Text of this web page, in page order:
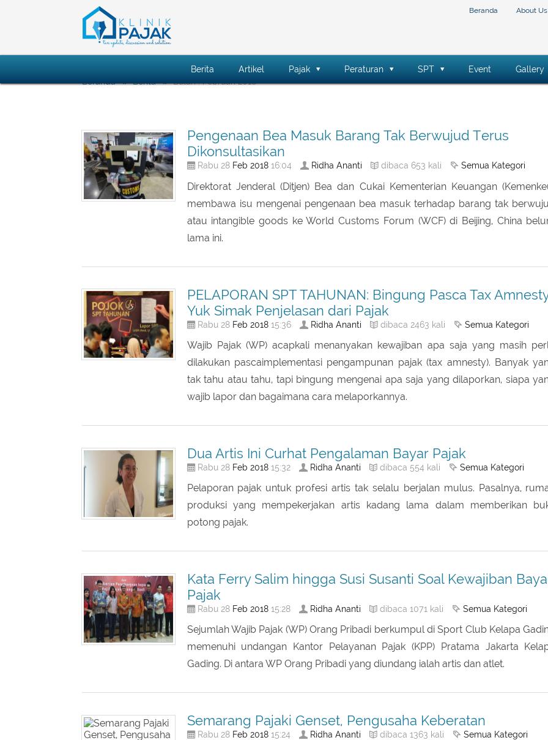
Beranda About Us
Berita Artikel Pajak Peraturan SPT Event Gallery
Pengenaan Bea Masuk Barang Tak Berwujud Terus
Dikonsultasikan
Rabu 28Feb 201816:04 Ridha Ananti dibaca 653 kali Semua Kategori
Direktorat Jenderal (Ditjen) Bea dan Cukai Kementerian Keuangan
membawa isu mengenai pengenaan bea masuk terhadap barang tak
PELAPORAN SPT TAHUNAN: Bingung Pasca Tax Amnesty,
Yuk Simak Penjelasan dari Pajak
Rabu 28 Feb 201815:36 Ridha Ananti dibaca 2463 kali Semua Kategori
Wajib Pajak (WP) acapkali menanyakan kewajiban apa saja yang masih
dilakukan pascaimplementasi pengampunan pajak (tax amnesty). Banyak
Dua Artis Ini Curhat Pengalaman Bayar Pajak
Rabu 28 Feb 201815:32 Ridha Ananti dibaca 554 kali Semua Kategori
Pelaporan pajak untuk profesi artis tak selalu berjalan mulus. Pasalnya,
Kata Ferry Salim hingga Susi Susanti Soal Kewajiban Bayar
Pajak
Rabu 28Feb 201815:28 Ridha Ananti dibaca 1071 kali Semua Kategori
Sejumlah Wajib Pajak (WP) Orang Pribadi berkumpul di Sport Club Kelapa